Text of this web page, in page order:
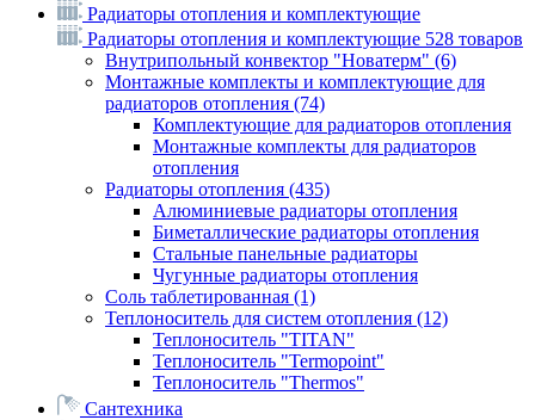
Радиаторы отопления и комплектующие
Радиаторы отопления и комплектующие 528 товаров
Внутрипольный конвектор "Новатерм" (6)
Монтажные комплекты и комплектующие для
радиаторов отопления (74)
Комплектующие для радиаторов отопления
Монтажные комплекты для радиаторов
отопления
Радиаторы отопления (435)
Алюминиевые радиаторы отопления
Биметаллические радиаторы отопления
Стальные панельные радиаторы
Чугунные радиаторы отопления
Соль таблетированная (1)
Теплоноситель для систем отопления (12)
Теплоноситель "TITAN"
Теплоноситель "Termopoint"
Теплоноситель "Thermos"
Сантехника